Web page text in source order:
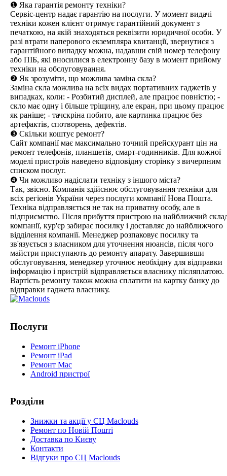
❶ Яка гарантія ремонту техніки?
Сервіс-центр надає гарантію на послуги. У момент видачі
техніки кожен клієнт отримує гарантійний документ з
печаткою, на якій знаходяться реквізити юридичної особи. У
разі втрати паперового екземпляра квитанції, звернутися з
гарантійного випадку можна, надавши свій номер телефону
або ПІБ, які вносилися в електронну базу в момент прийому
техніки на обслуговування.
❷ Як зрозуміти, що можлива заміна скла?
Заміна скла можлива на всіх видах портативних гаджетів у
випадках, коли: - Розбитий дисплей, але працює повністю; -
скло має одну і більше тріщину, але екран, при цьому працює
як раніше; - тачскріна побито, але картинка працює без
артефактів, спотворень, дефектів.
❸ Скільки коштує ремонт?
Сайт компанії має максимально точний прейскурант цін на
ремонт телефонів, планшетів, смарт-годинників. Для кожної
моделі пристроїв наведено відповідну сторінку з вичерпним
списком послуг.
❹ Чи можливо надіслати техніку з іншого міста?
Так, звісно. Компанія здійснює обслуговування техніки для
всіх регіонів України через послуги компанії Нова Пошта.
Техніка відправляється не так на приватну особу, але в
підприємство. Після прибуття пристрою на найближчий
компанії, кур'єр забирає посилку і доставляє до найближчого
відділення компанії. Менеджер розпаковує посилку та
зв'язується з власником для уточнення нюансів, після чого
майстри приступають до ремонту апарату. Завершивши
обслуговування, менеджер уточнює необхідну для відправки
інформацію і пристрій відправляється власнику післяплатою.
Вартість ремонту також можна сплатити на картку банку до
відправки гаджета власнику.
Послуги
Ремонт iPhone
Ремонт iPad
Ремонт Mac
Android пристрої
Розділи
Знижки та акції у СЦ Maclouds
Ремонт по Новій Пошті
Доставка по Києву
Контакти
Відгуки про СЦ Maclouds